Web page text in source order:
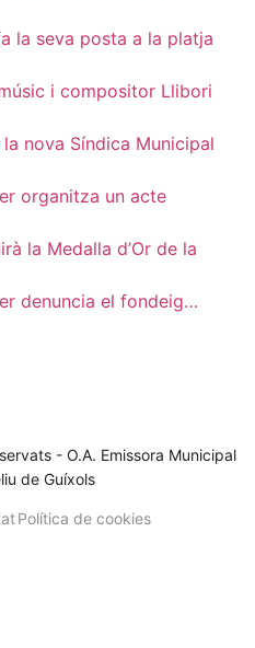
la seva posta a la platja
i compositor Llibori
nova Síndica Municipal
organitza un acte
la Medalla d’Or de la
denuncia el fondeig…
- O.A. Emissora Municipal
de Guíxols
Política de cookies